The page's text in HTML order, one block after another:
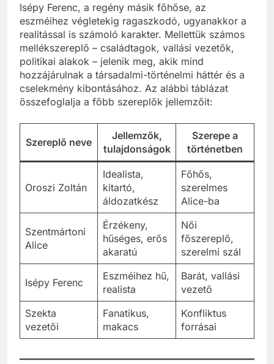
Isépy Ferenc, a regény másik főhőse, az
eszméihez végletekig ragaszkodó, ugyanakkor a
realitással is számoló karakter. Mellettük számos
mellékszereplő – családtagok, vallási vezetők,
politikai alakok – jelenik meg, akik mind
hozzájárulnak a társadalmi-történelmi háttér és a
cselekmény kibontásához. Az alábbi táblázat
összefoglalja a főbb szereplők jellemzőit:
Szereplő neve
Jellemzők,
tulajdonságok
Szerepe a
történetben
Oroszi Zoltán
Idealista,
kitartó,
áldozatkész
Főhős,
szerelmes
Alice-ba
Szentmártoni
Alice
Érzékeny,
hűséges, erős
akaratú
Női
főszereplő,
szerelmi szál
Isépy Ferenc
Eszméihez hű,
realista
Barát, vallási
vezető
Szekta
vezetői
Fanatikus,
makacs
Konfliktus
forrásai